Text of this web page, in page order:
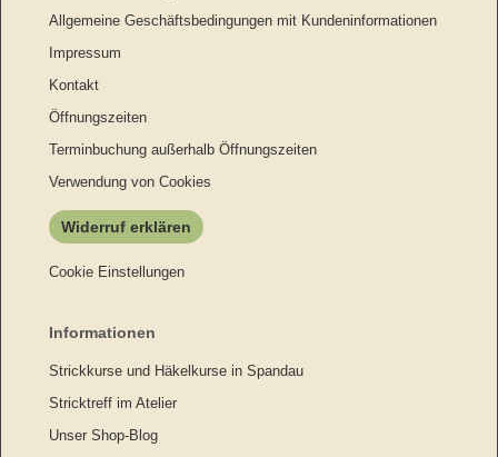
Allgemeine Geschäftsbedingungen mit Kundeninformationen
Impressum
Kontakt
Öffnungszeiten
Terminbuchung außerhalb Öffnungszeiten
Verwendung von Cookies
Widerruf erklären
Cookie Einstellungen
Informationen
Strickkurse und Häkelkurse in Spandau
Stricktreff im Atelier
Unser Shop-Blog